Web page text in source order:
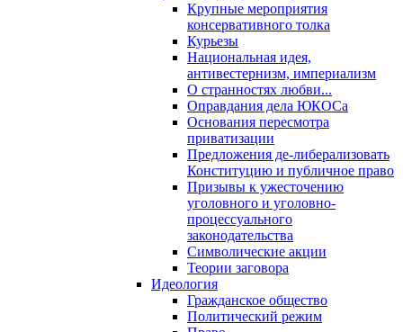
Крупные мероприятия
консервативного толка
Курьезы
Национальная идея,
антивестернизм, империализм
О странностях любви...
Оправдания дела ЮКОСа
Основания пересмотра
приватизации
Предложения де-либерализовать
Конституцию и публичное право
Призывы к ужесточению
уголовного и уголовно-
процессуального
законодательства
Символические акции
Теории заговора
Идеология
Гражданское общество
Политический режим